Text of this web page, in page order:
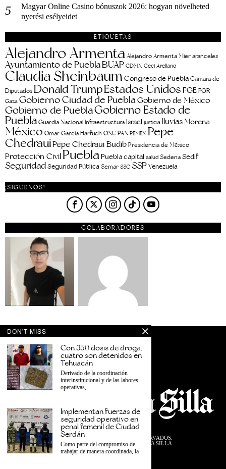
Magyar Online Casino bónuszok 2026: hogyan növelheted
nyerési esélyeidet
ETIQUETAS
Alejandro Armenta Alejandro Armenta Mier aranceles
Ayuntamiento de PueblaBUAP CDMX Ceci Arellano
Claudia SheinbaumCongreso de Puebla Cámara de
Diputados Donald TrumpEstados Unidos FGEFGR
Gaza Gobierno Ciudad de PueblaGobierno de México
Gobierno de PueblaGobierno Estado de
PueblaGuardia Nacional Infraestructura Israel justicia lluviasMorena
México Omar García Harfuch ONU PAN PEMEX Pepe
ChedrauiPepe Chedraui BudibPresidencia de México
Protección Civil PueblaPuebla capital salud Sedena Sedif
SeguridadSeguridad Pública Semar SSC SSPVenezuela
¡SÍGUENOS!
COLABORADORES
2026 TODOS LOS DERECHOS RESERVADOS.
DISEÑADO POR EL EQUIPO DESDE LA SILLA
TÉRMINOS
DON'T MISS
Con 350 dosis de droga,
cuatro son detenidos en
Tehuacán
Derivado de la coordinación
interinstitucional y de las labores
operativas,
Implementan fuerzas de
seguridad operativo en
penal femenil de Ciudad
Serdán
Como parte del compromiso de
trabajar de manera coordinada, la